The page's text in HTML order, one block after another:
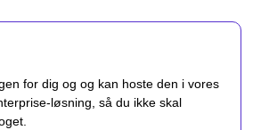
for dig og og kan hoste den i vores
løsning, så du ikke skal